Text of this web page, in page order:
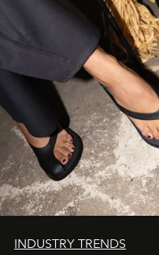
INDUSTRY TRENDS